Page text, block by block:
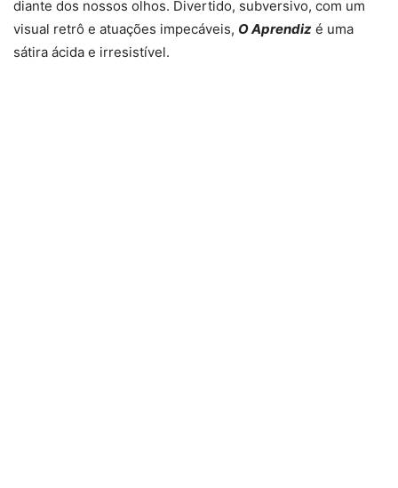
diante dos nossos olhos. Divertido, subversivo, com um
visual retrô e atuações impecáveis, O Aprendiz é uma
sátira ácida e irresistível.